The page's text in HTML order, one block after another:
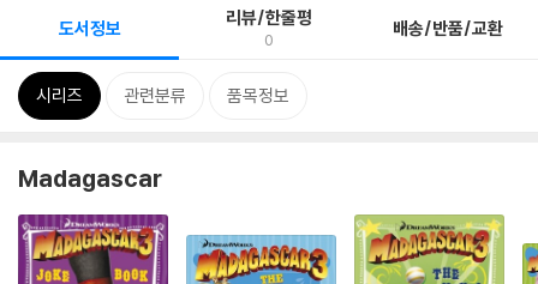
도서정보 리뷰/한줄평
0 배송/반품/교환
시리즈 관련분류 품목정보
Madagascar